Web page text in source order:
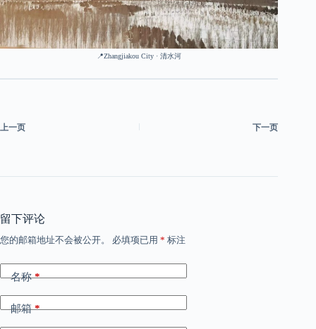
📍Zhangjiakou City · 清水河
上一页 下一页
留下评论
您的邮箱地址不会被公开。 必填项已用 * 标注
名称*
邮箱*